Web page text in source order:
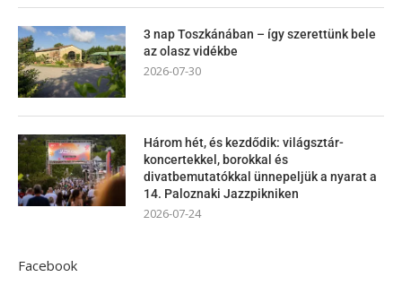
3 nap Toszkánában – így szerettünk bele
az olasz vidékbe
2026-07-30
Három hét, és kezdődik: világsztár-
koncertekkel, borokkal és
divatbemutatókkal ünnepeljük a nyarat a
14. Paloznaki Jazzpikniken
2026-07-24
Facebook